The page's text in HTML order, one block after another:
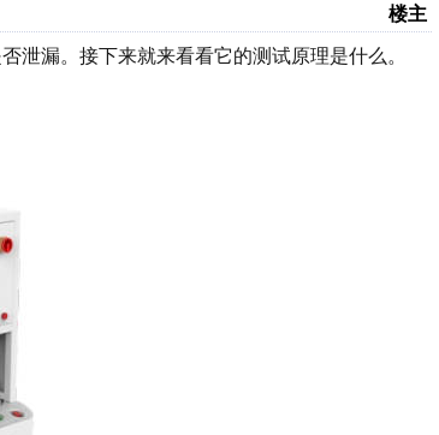
楼主
泄漏。接下来就来看看它的测试原理是什么。